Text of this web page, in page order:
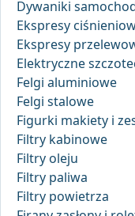
Dywaniki
Ekspresy
Ekspresy
Elektryczne
Felgi aluminiowe
Felgi stalowe
Figurki makiety i
Filtry kabinowe
Filtry oleju
Filtry paliwa
Filtry powietrza